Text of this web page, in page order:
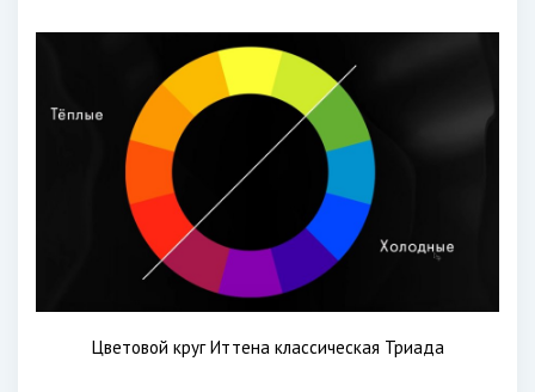
Цветовой круг Иттена классическая Триада